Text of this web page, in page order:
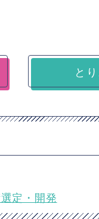
と
定・開発